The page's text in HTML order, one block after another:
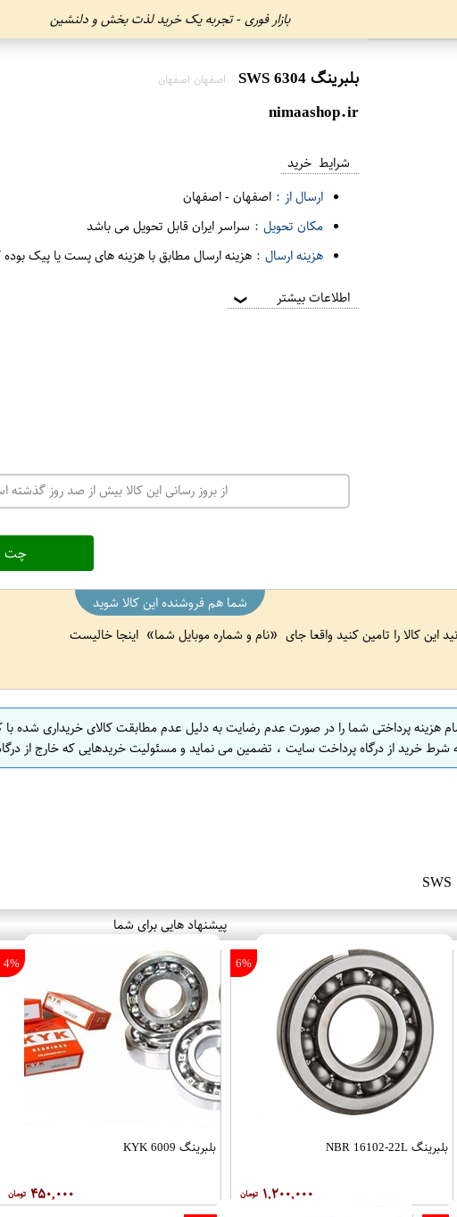
بازار فوری - تجربه یک خرید لذت بخش و دلنشین
بلبرینگ 6304 SWS اصفهان اصفهان
nimaashop.ir
شرایط خرید
ارسال از : اصفهان-اصفهان
مکان تحویل : سراسر ایران قابل تحویل می باشد
هزینه ارسال : هزینه ارسال مطابق با هزینه های پست یا پیک
اطلاعات بیشتر ❯
از بروز رسانی این کالا بیش از صد روز
چت
شما هم فروشنده این کالا شوید
این کالا را تامین کنید واقعا جای
نام و شماره موبایل شما اینجا خالیست
هزینه پرداختی شما را در صورت عدم رضایت به دلیل عدم مطابقت کالای خریداری شده
خرید از درگاه پرداخت سایت ، تضمین می نماید و مسئولیت خریدهایی که خارج از
پیشنهاد هایی برای شما
6%
بلبرینگ NBR 16102-22L
۱,۲۰۰,۰۰۰
4%
بلبرینگ 6009 KYK
۴۵۰,۰۰۰